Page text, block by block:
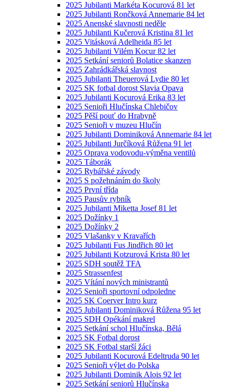
2025 Jubilanti Markéta Kocurová 81 let
2025 Jubilanti Rončková Annemarie 84 let
2025 Anenské slavnosti neděle
2025 Jubilanti Kučerová Kristina 81 let
2025 Vitásková Adelheida 85 let
2025 Jubilanti Vilém Kocur 82 let
2025 Setkání seniorů Bolatice skanzen
2025 Zahrádkářská slavnost
2025 Jubilanti Theuerová Lydie 80 let
2025 SK fotbal dorost Slavia Opava
2025 Jubilanti Kocurová Erika 83 let
2025 Senioři Hlučínska Chlebičov
2025 Pěší pouť do Hrabyně
2025 Senioři v muzeu Hlučín
2025 Jubilanti Dominiková Annemarie 84 let
2025 Jubilanti Jurčíková Růžena 91 let
2025 Oprava vodovodu-výměna ventilů
2025 Táborák
2025 Rybářské závody
2025 S požehnáním do školy
2025 První třída
2025 Pausův rybník
2025 Jubilanti Miketta Josef 81 let
2025 Dožínky 1
2025 Dožínky 2
2025 Vlašanky v Kravařích
2025 Jubilanti Fus Jindřich 80 let
2025 Jubilanti Kotzurová Krista 80 let
2025 SDH soutěž TFA
2025 Strassenfest
2025 Vítání nových ministrantů
2025 Senioři sportovní odpoledne
2025 SK Coerver Intro kurz
2025 Jubilanti Dominiková Růžena 95 let
2025 SDH Opékání makrel
2025 Setkání schol Hlučínska, Bělá
2025 SK Fotbal dorost
2025 SK Fotbal starší žáci
2025 Jubilanti Kocurová Edeltruda 90 let
2025 Senioři výlet do Polska
2025 Jubilanti Dominik Alois 92 let
2025 Setkání seniorů Hlučínska